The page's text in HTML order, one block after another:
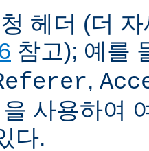
헤더 (더
참고); 예를
,
사용하여
다.